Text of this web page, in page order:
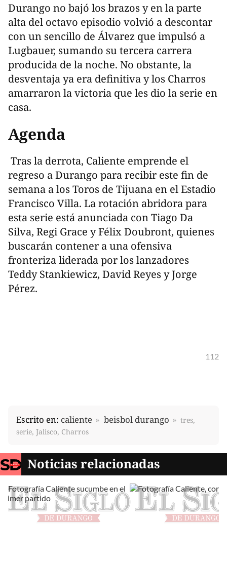
Durango no bajó los brazos y en la parte
alta del octavo episodio volvió a descontar
con un sencillo de Álvarez que impulsó a
Lugbauer, sumando su tercera carrera
producida de la noche. No obstante, la
desventaja ya era definitiva y los Charros
amarraron la victoria que les dio la serie en
casa.
Agenda
Tras la derrota, Caliente emprende el
regreso a Durango para recibir este fin de
semana a los Toros de Tijuana en el Estadio
Francisco Villa. La rotación abridora para
esta serie está anunciada con Tiago Da
Silva, Regi Grace y Félix Doubront, quienes
buscarán contener a una ofensiva
fronteriza liderada por los lanzadores
Teddy Stankiewicz, David Reyes y Jorge
Pérez.
112
Escrito en: caliente beisbol durango
tres,
serie, Jalisco, Charros
Noticias relacionadas